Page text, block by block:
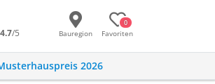
4.7/5 Bauregion
0
Favoriten
2026